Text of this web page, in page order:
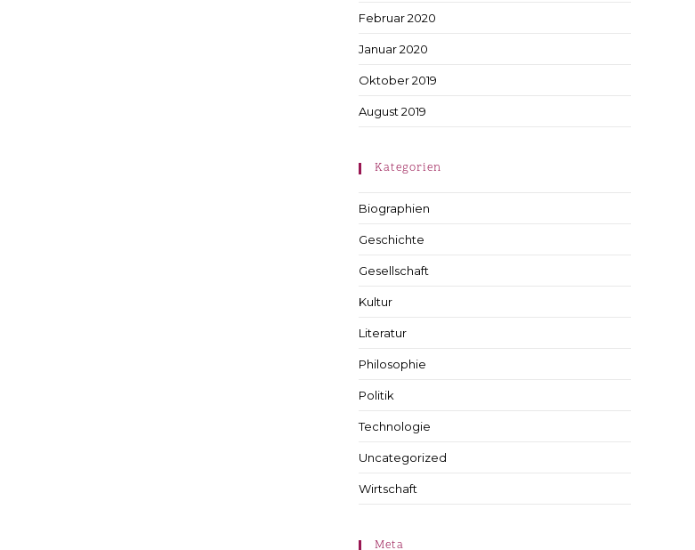
Februar 2020
Januar 2020
Oktober 2019
August 2019
Kategorien
Biographien
Geschichte
Gesellschaft
Kultur
Literatur
Philosophie
Politik
Technologie
Uncategorized
Wirtschaft
Meta